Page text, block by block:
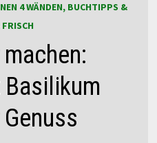
4 WÄNDEN, BUCHTIPPS &